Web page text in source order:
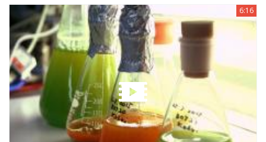
6:16